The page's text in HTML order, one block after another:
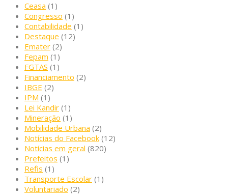
Ceasa (1)
Congresso (1)
Contabilidade (1)
Destaque (12)
Emater (2)
Fepam (1)
FGTAS (1)
Financiamento (2)
IBGE (2)
IPM (1)
Lei Kandir (1)
Mineração (1)
Mobilidade Urbana (2)
Notícias do Facebook (12)
Notícias em geral (820)
Prefeitos (1)
Refis (1)
Transporte Escolar (1)
Voluntariado (2)